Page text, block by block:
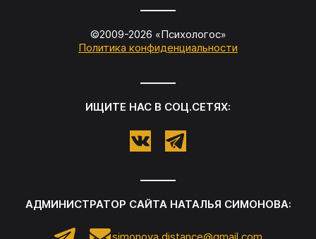
©2009-2026 «Психологос»
Политика конфиденциальности
ИЩИТЕ НАС В СОЦ.СЕТЯХ:
АДМИНИСТРАТОР САЙТА НАТАЛЬЯ СИМОНОВА: